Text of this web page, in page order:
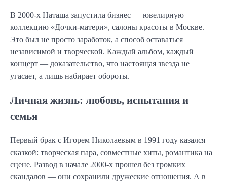
В 2000-х Наташа запустила бизнес — ювелирную
коллекцию «Дочки-матери», салоны красоты в Москве.
Это был не просто заработок, а способ оставаться
независимой и творческой. Каждый альбом, каждый
концерт — доказательство, что настоящая звезда не
угасает, а лишь набирает обороты.
Личная жизнь: любовь, испытания и
семья
Первый брак с Игорем Николаевым в 1991 году казался
сказкой: творческая пара, совместные хиты, романтика на
сцене. Развод в начале 2000-х прошел без громких
скандалов — они сохранили дружеские отношения. А в